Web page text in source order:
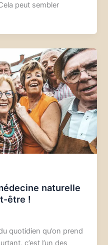
peut sembler
naturelle
être !
quotidien qu’on prend
c’est l’un des